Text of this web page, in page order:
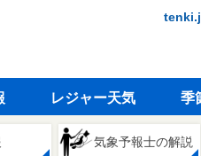
レジャー天気 季
気象予報士の解説